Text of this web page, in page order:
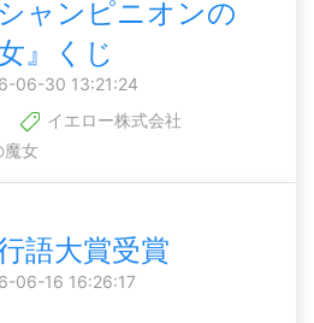
シャンピニオンの
』くじ
06-30 13:21:24
イエロー株式会社
魔女
語大賞受賞
06-16 16:26:17